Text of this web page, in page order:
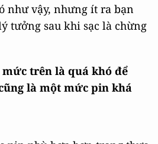
như vậy, nhưng ít ra bạn
tưởng sau khi sạc là chừng
trên là quá khó để
là một mức pin khá